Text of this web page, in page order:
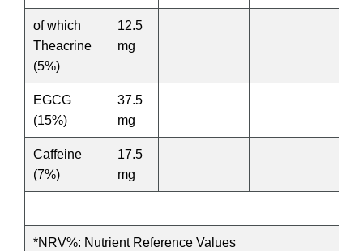
of which
Theacrine
(5%)
12.5
mg
EGCG
(15%)
37.5
mg
Caffeine
(7%)
17.5
mg
*NRV%: Nutrient Reference Values